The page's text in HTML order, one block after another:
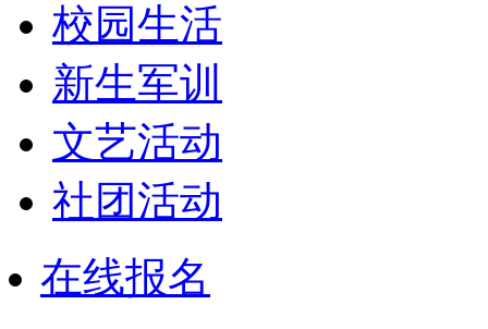
校园生活
新生军训
文艺活动
社团活动
在线报名